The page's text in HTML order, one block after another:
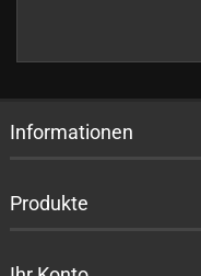
EIN.
Informationen
Produkte